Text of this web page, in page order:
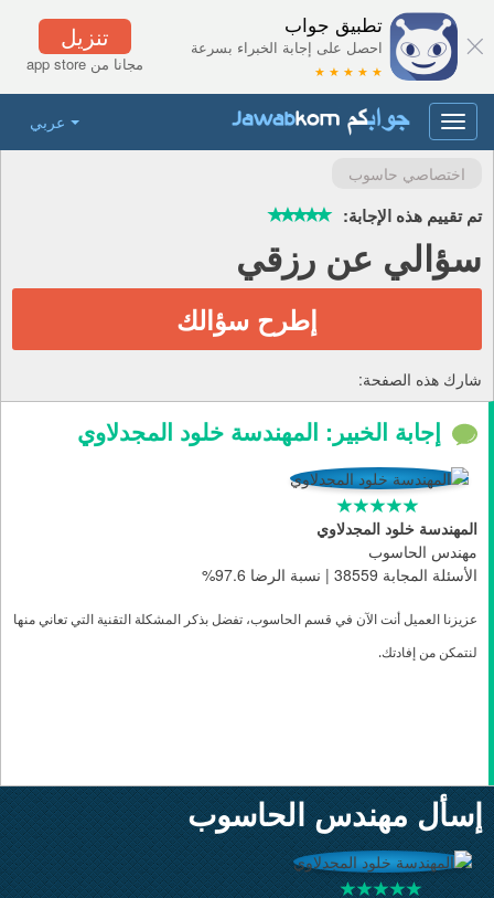
تنزيل
مجانا من app store
تطبيق جواب
احصل على إجابة الخبراء بسرعة
★ ★ ★ ★ ★
عربي
Toggle
navigation
اختصاصي حاسوب
تم تقييم هذه الإجابة:
سؤالي عن رزقي
إطرح سؤالك
شارك هذه الصفحة:
إجابة الخبير: المهندسة خلود المجدلاوي
المهندسة خلود المجدلاوي
مهندس الحاسوب
الأسئلة المجابة 38559 | نسبة الرضا 97.6%
عزيزنا العميل أنت الآن في قسم الحاسوب، تفضل بذكر المشكلة التقنية التي تعاني منها
لنتمكن من إفادتك.
إسأل مهندس الحاسوب